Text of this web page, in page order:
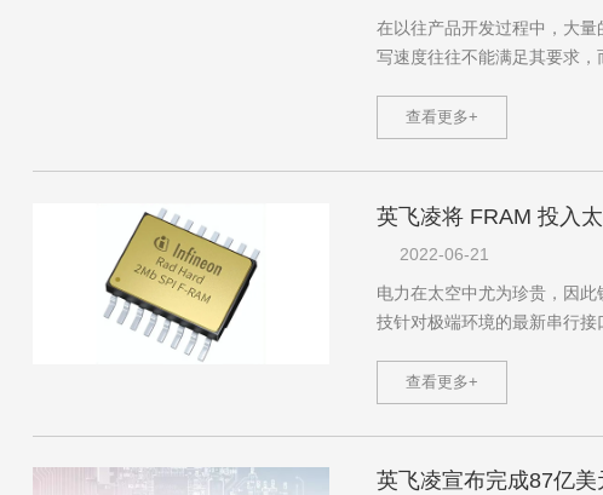
在以往产品开发过程中，大
写速度往往不能满足其要求
查看更多+
英飞凌将 FRAM 投入
2022-06-21
电力在太空中尤为珍贵，
技针对极端环境的最新串行接
查看更多+
英飞凌宣布完成87亿美